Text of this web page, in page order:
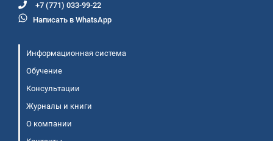
+7 (771) 033-99-22
Написать в WhatsApp
Информационная система
Обучение
Консультации
Журналы и книги
О компании